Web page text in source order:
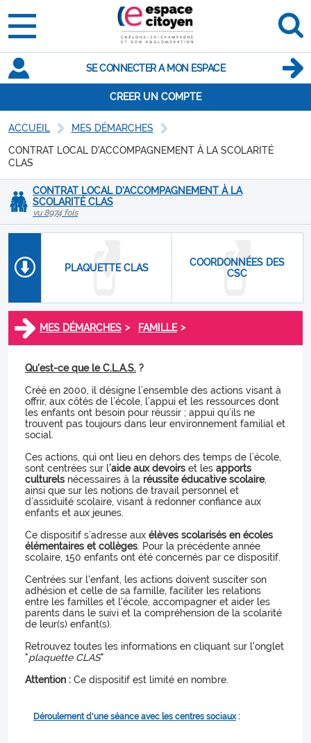
SE CONNECTER A MON ESPACE
CREER UN COMPTE
ACCUEIL
MES DÉMARCHES
CONTRAT LOCAL D'ACCOMPAGNEMENT À LA SCOLARITÉ
CLAS
CONTRAT LOCAL D'ACCOMPAGNEMENT À LA
SCOLARITÉ CLAS
vu 8974 fois
PLAQUETTE CLAS
COORDONNÉES DES
CSC
MES DÉMARCHES > FAMILLE >
Qu'est-ce que le C.L.A.S. ?
Créé en 2000, il désigne l’ensemble des actions visant à
offrir, aux côtés de l’école, l’appui et les ressources dont
les enfants ont besoin pour réussir ; appui qu’ils ne
trouvent pas toujours dans leur environnement familial et
social.
Ces actions, qui ont lieu en dehors des temps de l’école,
sont centrées sur l’aide aux devoirs et les apports
culturels nécessaires à la réussite éducative scolaire,
ainsi que sur les notions de travail personnel et
d’assiduité scolaire, visant à redonner confiance aux
enfants et aux jeunes.
Ce dispositif s’adresse aux élèves scolarisés en écoles
élémentaires et collèges. Pour la précédente année
scolaire, 150 enfants ont été concernés par ce dispositif.
Centrées sur l'enfant, les actions doivent susciter son
adhésion et celle de sa famille, faciliter les relations
entre les familles et l'école, accompagner et aider les
parents dans le suivi et la compréhension de la scolarité
de leur(s) enfant(s).
Retrouvez toutes les informations en cliquant sur l'onglet
"plaquette CLAS"
Attention : Ce dispositif est limité en nombre.
Déroulement d'une séance avec les centres sociaux: